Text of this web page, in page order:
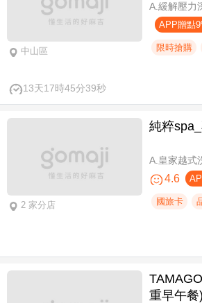
中山區
APP贈點
限時搶購
13天17時45分39秒
2 家分店
純粹
4.6
國旅卡
重早午餐)